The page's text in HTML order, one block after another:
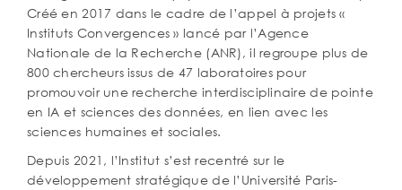
Créé en 2017 dans le cadre de l’appel à projets «
Instituts Convergences » lancé par l’Agence
Nationale de la Recherche (ANR), il regroupe plus de
800 chercheurs issus de 47 laboratoires pour
promouvoir une recherche interdisciplinaire de pointe
en IA et sciences des données, en lien avec les
sciences humaines et sociales.
Depuis 2021, l’Institut s’est recentré sur le
développement stratégique de l’Université Paris-